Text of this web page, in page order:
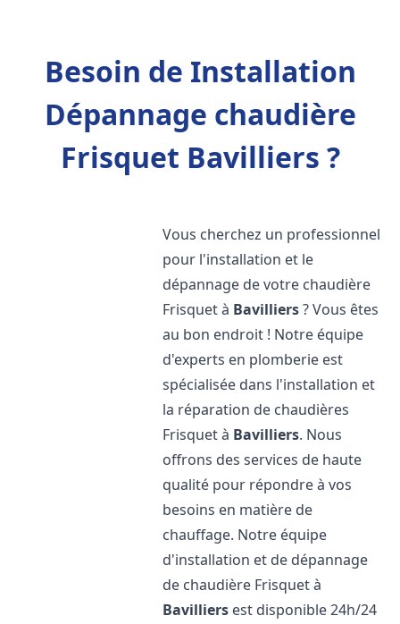
Besoin de Installation
Dépannage chaudière
Frisquet Bavilliers ?
Vous cherchez un professionnel
pour l'installation et le
dépannage de votre chaudière
Frisquet à Bavilliers? Vous êtes
au bon endroit ! Notre équipe
d'experts en plomberie est
spécialisée dans l'installation et
la réparation de chaudières
Frisquet à Bavilliers. Nous
offrons des services de haute
qualité pour répondre à vos
besoins en matière de
chauffage. Notre équipe
d'installation et de dépannage
de chaudière Frisquet à
Bavilliers est disponible 24h/24